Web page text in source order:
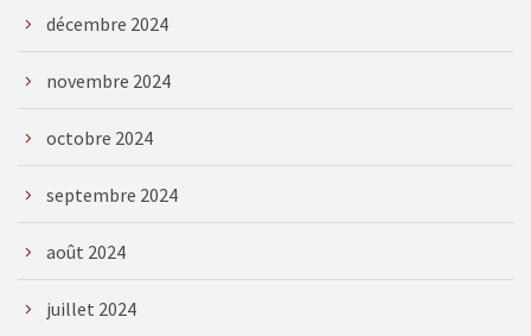
décembre 2024
novembre 2024
octobre 2024
septembre 2024
août 2024
juillet 2024